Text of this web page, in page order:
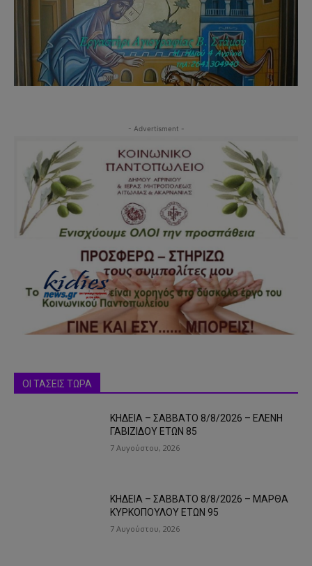
- Advertisment -
ΟΙ ΤΑΣΕΙΣ ΤΩΡΑ
ΚΗΔΕΙΑ – ΣΑΒΒΑΤΟ 8/8/2026 – ΕΛΕΝΗ
ΓΑΒΙΖΙΔΟΥ ΕΤΩΝ 85
7 Αυγούστου, 2026
ΚΗΔΕΙΑ – ΣΑΒΒΑΤΟ 8/8/2026 – ΜΑΡΘΑ
ΚΥΡΚΟΠΟΥΛΟΥ ΕΤΩΝ 95
7 Αυγούστου, 2026